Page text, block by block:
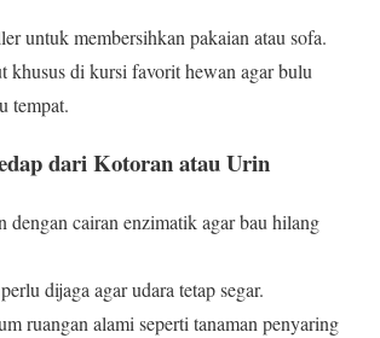
untuk membersihkan pakaian atau sofa.
khusus di kursi favorit hewan agar bulu
tempat.
dari Kotoran atau Urin
dengan cairan enzimatik agar bau hilang
dijaga agar udara tetap segar.
ruangan alami seperti tanaman penyaring